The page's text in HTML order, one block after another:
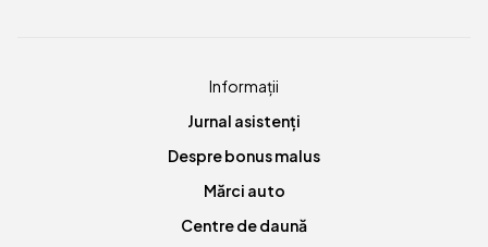
Informații
Jurnal asistenți
Despre bonus malus
Mărci auto
Centre de daună